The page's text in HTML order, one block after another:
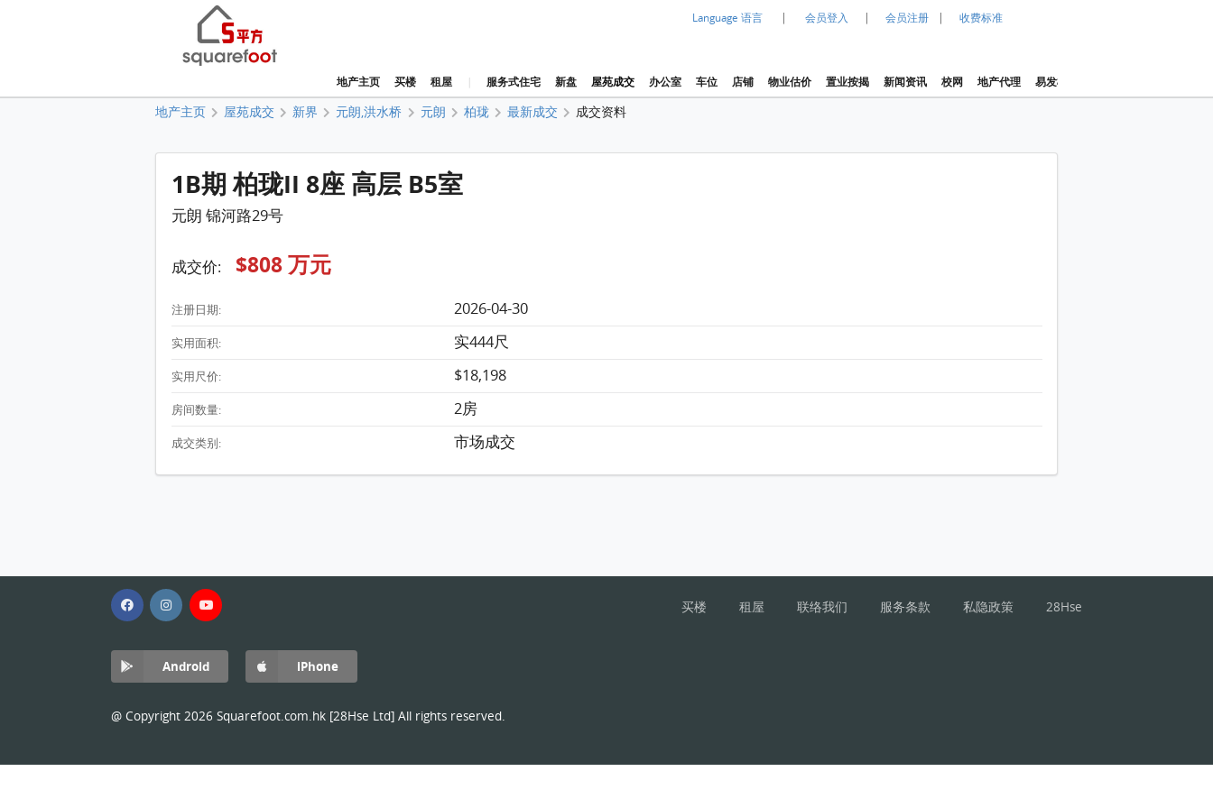
Language 语言 | 会员登入 | 会员注册 | 收费标准
地产主页 买楼 租屋 | 服务式住宅 新盘 屋苑成交 办公室 车位 店铺 物业估价 置业按揭 新闻资讯 校网 地产代理 易发楼价指数
地产主页 屋苑成交 新界 元朗,洪水桥 元朗 柏珑 最新成交 成交资料
1B期 柏珑II 8座 高层 B5室
元朗 锦河路29号
成交价: $808 万元
注册日期: 2026-04-30
实用面积: 实444尺
实用尺价: $18,198
房间数量: 2房
成交类别: 市场成交
买楼 租屋 联络我们 服务条款 私隐政策 28Hse
Android iPhone
@ Copyright 2026 Squarefoot.com.hk [28Hse Ltd] All rights reserved.